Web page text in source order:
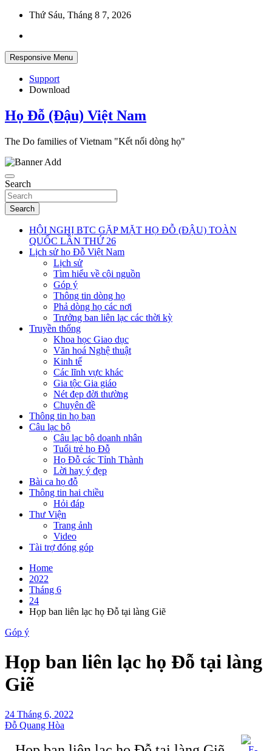
Skip
content
Thứ Sáu, Tháng 8 7, 2026
Responsive Menu
Support
Download
Họ Đỗ (Đậu) Việt Nam
The Do families of Vietnam "Kết nối dòng họ"
Search
Search
HỘI NGHỊ BTC GẶP MẶT HỌ ĐỖ (ĐẬU) TOÀN
QUỐC LẦN THỨ 26
Lịch sử họ Đỗ Việt Nam
Lịch sử
Tìm hiểu về cội nguồn
Góp ý
Thông tin dòng họ
Phả dòng họ các nơi
Trưởng ban liên lạc các thời kỳ
Truyền thống
Khoa học Giao dục
Văn hoá Nghệ thuật
Kinh tế
Các lĩnh vực khác
Gia tộc Gia giáo
Nét đẹp đời thường
Chuyên đề
Thông tin họ bạn
Câu lạc bộ
Câu lạc bộ doanh nhân
Tuổi trẻ họ Đỗ
Họ Đỗ các Tỉnh Thành
Lời hay ý đẹp
Bài ca họ đỗ
Thông tin hai chiều
Hỏi đáp
Thư Viện
Trang ảnh
Video
Tài trợ đóng góp
Home
2022
Tháng 6
24
Họp ban liên lạc họ Đỗ tại làng Giẽ
Góp ý
Họp ban liên lạc họ Đỗ tại làng
Giẽ
24 Tháng 6, 2022
Đỗ Quang Hòa